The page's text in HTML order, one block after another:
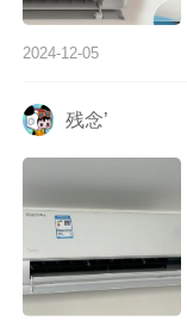
2024-12-05
残念’